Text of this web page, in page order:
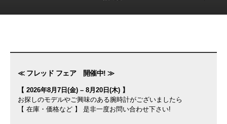
≪ フレッド フェア 開催中! ≫
【 2026年8月7日(金) – 8月20日(木) 】
お探しのモデルやご興味のある腕時計がございましたら
【 在庫・価格など 】 是非一度お問い合わせ下さい!